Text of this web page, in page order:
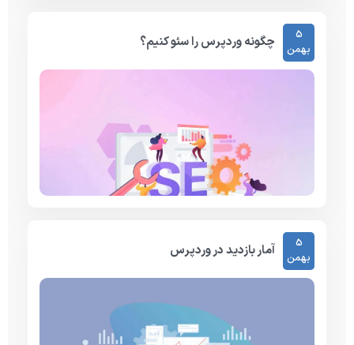
5
بهمن
چگونه وردپرس را سئو کنیم؟
5
بهمن
آمار بازدید در وردپرس